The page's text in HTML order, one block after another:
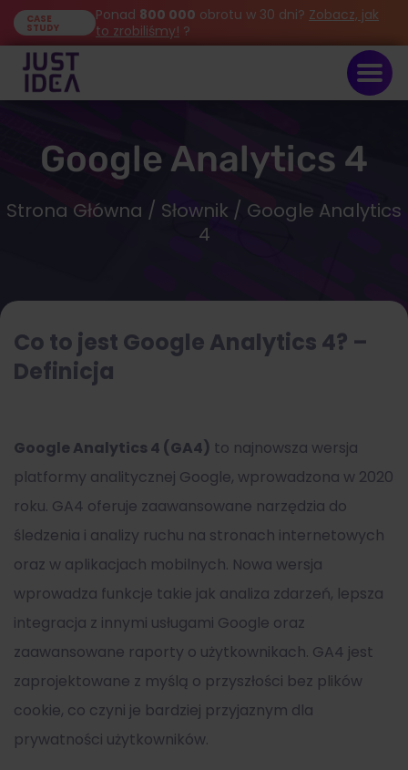
CASE
STUDY
Ponad 800 000 obrotu w 30 dni? Zobacz, jak
to zrobiliśmy! ?
Google Analytics 4
Strona Główna / Słownik / Google Analytics
4
Co to jest Google Analytics 4? –
Definicja
Google Analytics 4 (GA4) to najnowsza wersja
platformy analitycznej Google, wprowadzona w 2020
roku. GA4 oferuje zaawansowane narzędzia do
śledzenia i analizy ruchu na stronach internetowych
oraz w aplikacjach mobilnych. Nowa wersja
wprowadza funkcje takie jak analiza zdarzeń, lepsza
integracja z innymi usługami Google oraz
zaawansowane raporty o użytkownikach. GA4 jest
zaprojektowane z myślą o przyszłości bez plików
cookie, co czyni je bardziej przyjaznym dla
prywatności użytkowników.